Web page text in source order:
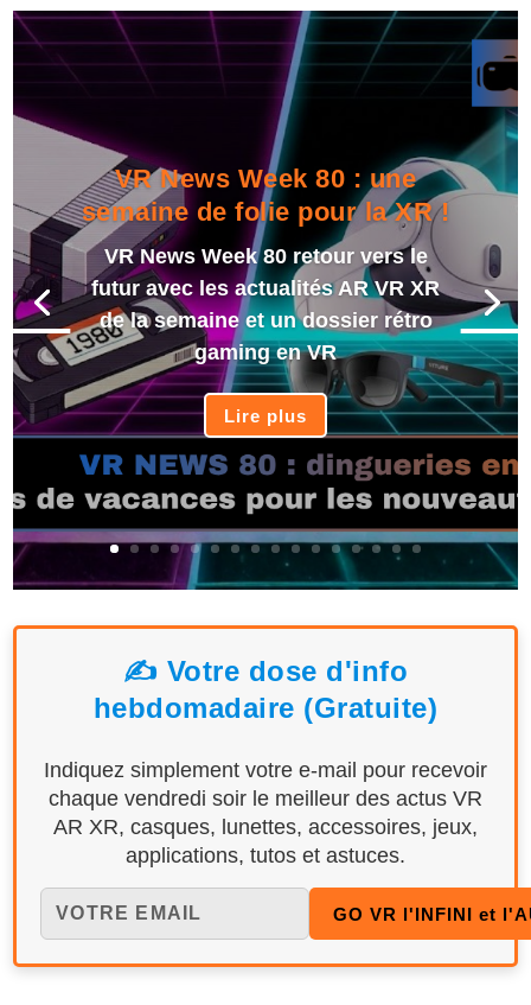
VR News Week 80 : une
semaine de folie pour la XR !
VR News Week 80 retour vers le
futur avec les actualités AR VR XR
de la semaine et un dossier rétro
gaming en VR
Lire plus
✍️ Votre dose d'info
hebdomadaire (Gratuite)
Indiquez simplement votre e-mail pour recevoir
chaque vendredi soir le meilleur des actus VR
AR XR, casques, lunettes, accessoires, jeux,
applications, tutos et astuces.